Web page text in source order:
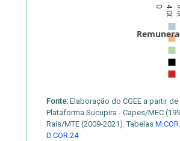
0 4.000
Fonte: Elaboração do CGEE a partir
Plataforma Sucupira - Capes/MEC
Rais/MTE (2009-2021). Tabelas
D.COR.24